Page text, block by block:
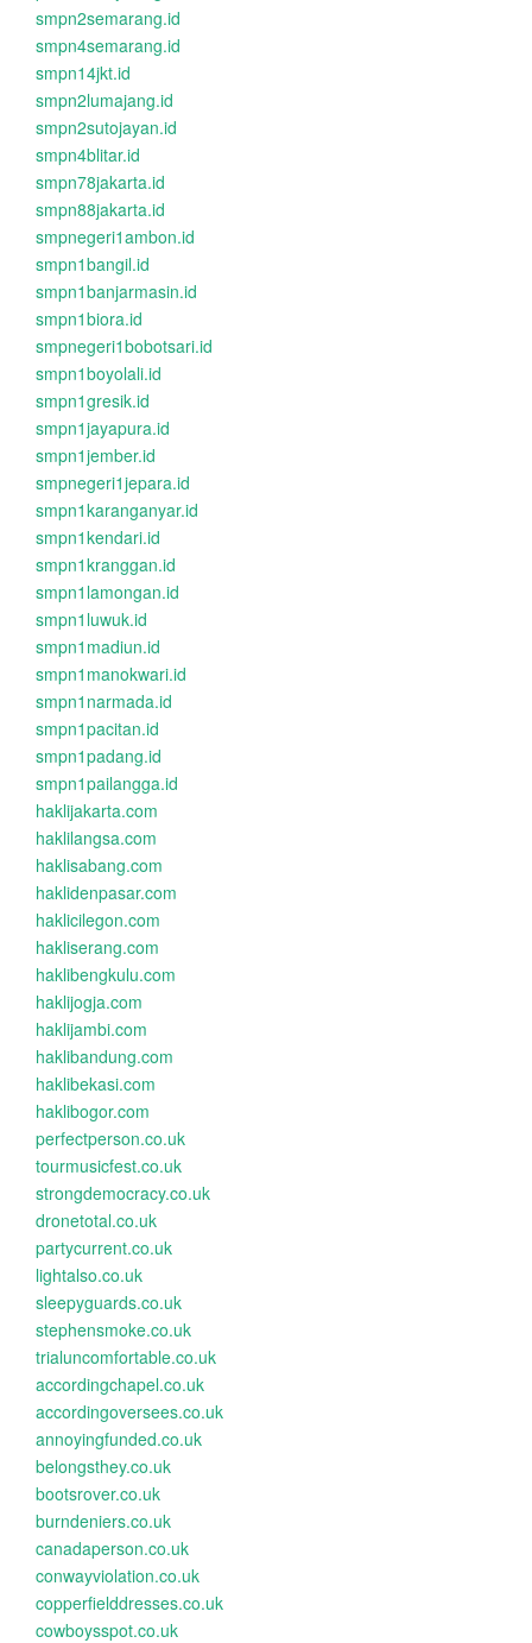
smpn2semarang.id
smpn4semarang.id
smpn14jkt.id
smpn2lumajang.id
smpn2sutojayan.id
smpn4blitar.id
smpn78jakarta.id
smpn88jakarta.id
smpnegeri1ambon.id
smpn1bangil.id
smpn1banjarmasin.id
smpn1biora.id
smpnegeri1bobotsari.id
smpn1boyolali.id
smpn1gresik.id
smpn1jayapura.id
smpn1jember.id
smpnegeri1jepara.id
smpn1karanganyar.id
smpn1kendari.id
smpn1kranggan.id
smpn1lamongan.id
smpn1luwuk.id
smpn1madiun.id
smpn1manokwari.id
smpn1narmada.id
smpn1pacitan.id
smpn1padang.id
smpn1pailangga.id
haklijakarta.com
haklilangsa.com
haklisabang.com
haklidenpasar.com
haklicilegon.com
hakliserang.com
haklibengkulu.com
haklijogja.com
haklijambi.com
haklibandung.com
haklibekasi.com
haklibogor.com
perfectperson.co.uk
tourmusicfest.co.uk
strongdemocracy.co.uk
dronetotal.co.uk
partycurrent.co.uk
lightalso.co.uk
sleepyguards.co.uk
stephensmoke.co.uk
trialuncomfortable.co.uk
accordingchapel.co.uk
accordingoversees.co.uk
annoyingfunded.co.uk
belongsthey.co.uk
bootsrover.co.uk
burndeniers.co.uk
canadaperson.co.uk
conwayviolation.co.uk
copperfielddresses.co.uk
cowboysspot.co.uk